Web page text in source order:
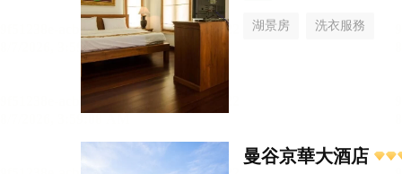
湖景房 洗衣服務
曼谷京華大酒店